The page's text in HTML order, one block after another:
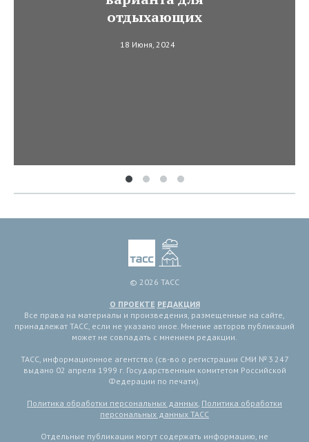
отдыхающих
18 Июня, 2024
© 2026 ТАСС
О ПРОЕКТЕ РЕДАКЦИЯ
Все права на материалы и произведения, размещенные на сайте,
принадлежат ТАСС, если не указано иное. Мнение авторов публикаций
может не совпадать с мнением редакции.
ТАСС, информационное агентство (св-во о регистрации СМИ № 3 247
выдано 02 апреля 1999 г. Государственным комитетом Российской
Федерации по печати).
Политика обработки персональных данных, Политика обработки
персональных данных ТАСС
Отдельные публикации могут содержать информацию, не